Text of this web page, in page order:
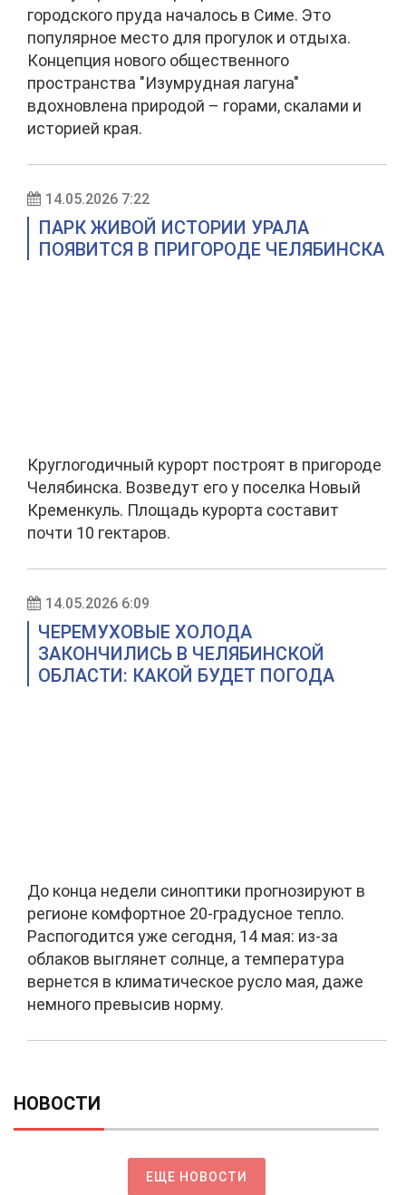
городского пруда началось в Симе. Это
популярное место для прогулок и отдыха.
Концепция нового общественного
пространства "Изумрудная лагуна"
вдохновлена природой – горами, скалами и
историей края.
14.05.2026 7:22
ПАРК ЖИВОЙ ИСТОРИИ УРАЛА
ПОЯВИТСЯ В ПРИГОРОДЕ ЧЕЛЯБИНСКА
Круглогодичный курорт построят в пригороде
Челябинска. Возведут его у поселка Новый
Кременкуль. Площадь курорта составит
почти 10 гектаров.
14.05.2026 6:09
ЧЕРЕМУХОВЫЕ ХОЛОДА
ЗАКОНЧИЛИСЬ В ЧЕЛЯБИНСКОЙ
ОБЛАСТИ: КАКОЙ БУДЕТ ПОГОДА
До конца недели синоптики прогнозируют в
регионе комфортное 20-градусное тепло.
Распогодится уже сегодня, 14 мая: из-за
облаков выглянет солнце, а температура
вернется в климатическое русло мая, даже
немного превысив норму.
НОВОСТИ
ЕЩЕ НОВОСТИ